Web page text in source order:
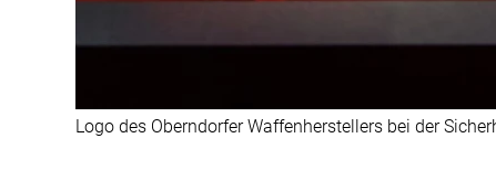
Logo des Oberndorfer Waffenherstellers bei der